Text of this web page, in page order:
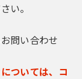
い。
問い合わせ
ついては、コ